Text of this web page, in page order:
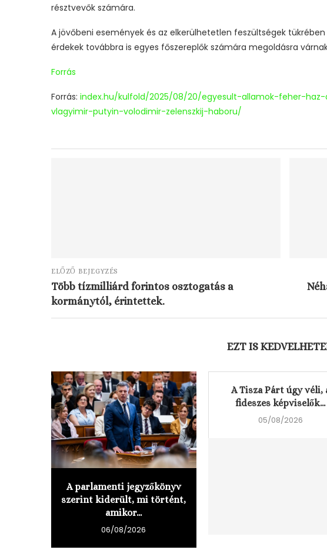
résztvevők számára.
A jövőbeni események és az elkerülhetetlen feszültségek
érdekek továbbra is egyes főszereplők számára megoldásra
Forrás
Forrás: index.hu/kulfold/2025/08/20/egyesult-allamok-feher-
vlagyimir-putyin-volodimir-zelenszkij-haboru/
ELŐZŐ BEJEGYZÉS
Több tízmilliárd forintos osztogatás a
kormánytól, érintettek.
EZT IS
A parlamenti jegyzőkönyv
szerint kiderült, mi történt,
amikor...
06/08/2026
A Tisza Párt úgy véli,
fideszes képviselők...
05/08/2026